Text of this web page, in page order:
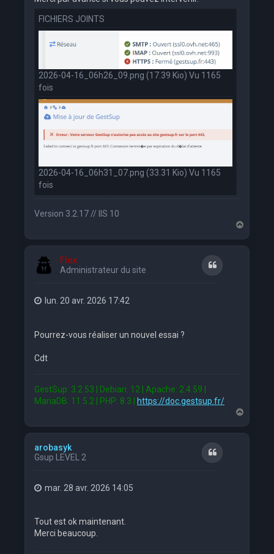
FICHIERS JOINTS
2026-04-16_06h26_09.png (17.39 Kio) Vu 1165
fois
2026-04-16_06h31_07.png (33.31 Kio) Vu 1165
fois
Version 3.2.17 // IIS 10
a
Flox
Administrateur du site
Citation
lun. 20 avr. 2026 17:42
Pourrez-vous réaliser un nouvel essai ?
Cdt
GestSup: 3.2.53 | Debian: 12 | Apache: 2.4.59 |
MariaDB: 11.5.2 | PHP: 8.3 | https://doc.gestsup.fr/
a
arobasyk
Gsup LEVEL 2
Citation
mar. 28 avr. 2026 14:05
Tout est ok maintenant.
Merci beaucoup.